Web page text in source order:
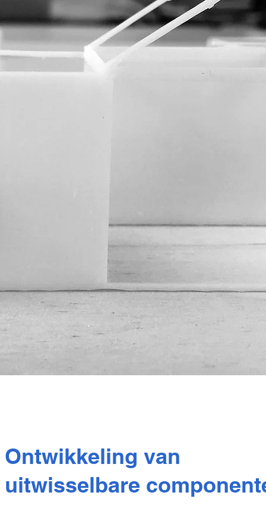
Ontwikkeling van
uitwisselbare